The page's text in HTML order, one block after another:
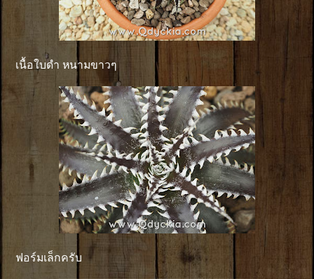
เนื้อใบดำ หนามขาวๆ
ฟอร์มเล็กครับ